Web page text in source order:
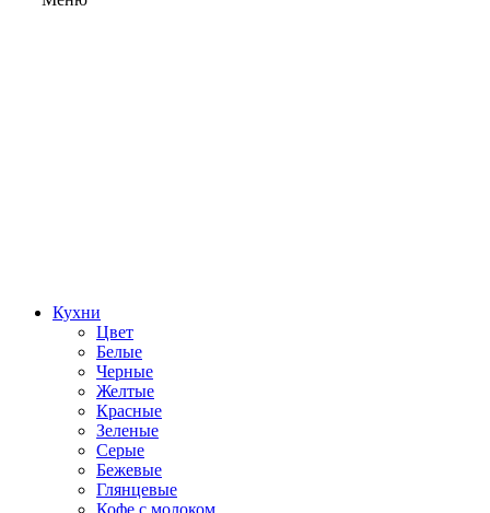
Кухни
Цвет
Белые
Черные
Желтые
Красные
Зеленые
Серые
Бежевые
Глянцевые
Кофе с молоком